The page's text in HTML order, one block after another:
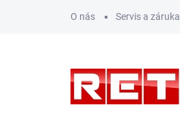
O nás Servis a záruka